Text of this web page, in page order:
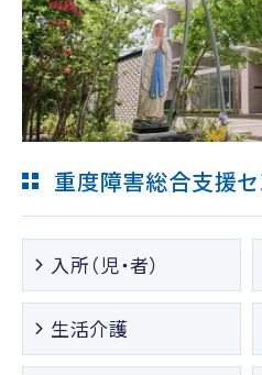
重度障害総合支援セ
入所（児・者）
生活介護